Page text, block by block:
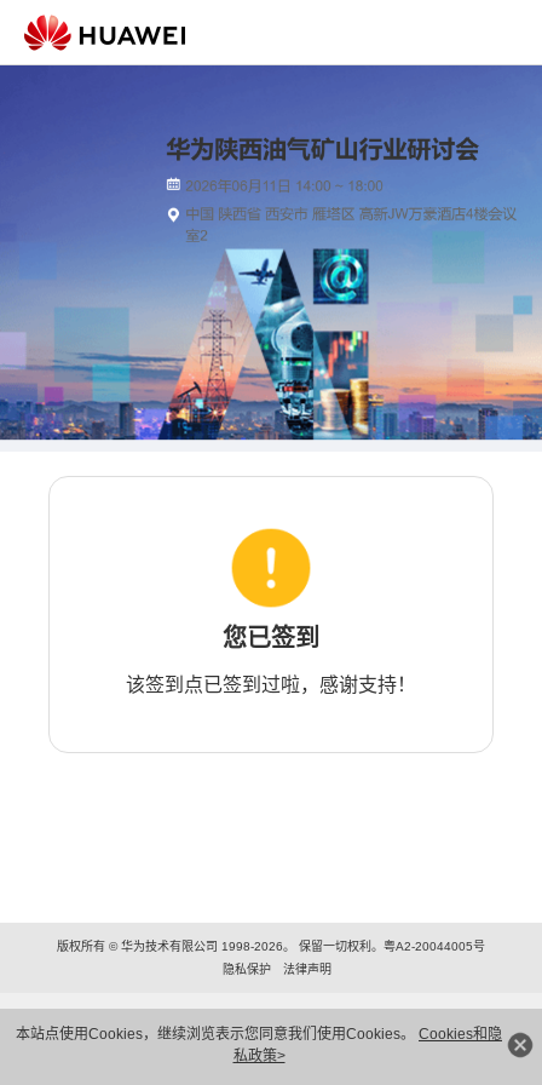
本站点使用Cookies，继续浏览表示您同意我们使用Cookies。 Cookies和隐
私政策>
您已签到
该签到点已签到过啦，感谢支持！
版权所有 © 华为技术有限公司 1998-2026。 保留一切权利。粤A2-20044005号
隐私保护
法律声明